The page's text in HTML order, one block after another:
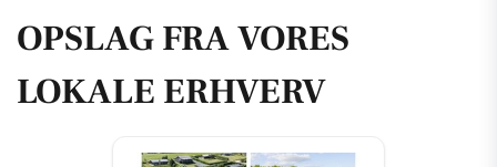
OPSLAG FRA VORES
LOKALE ERHVERV